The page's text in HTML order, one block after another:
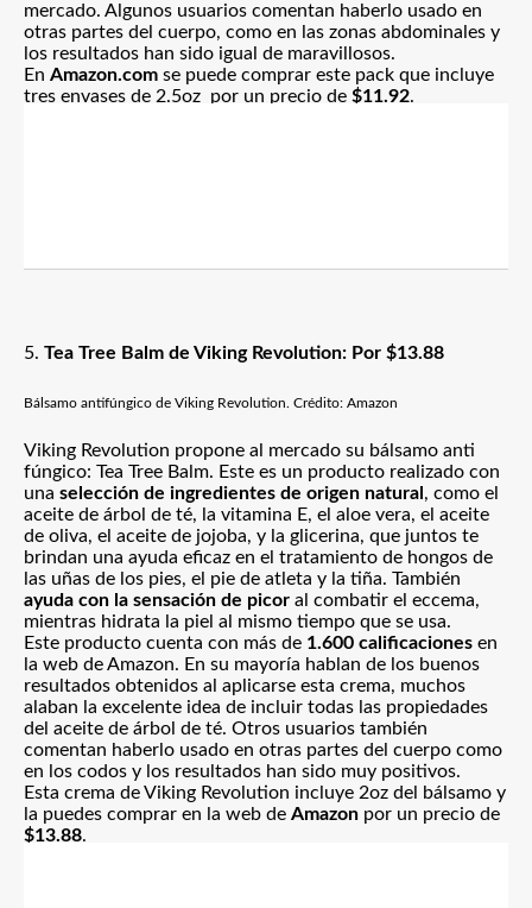
mercado. Algunos usuarios comentan haberlo usado en
otras partes del cuerpo, como en las zonas abdominales y
los resultados han sido igual de maravillosos.
En Amazon.com se puede comprar este pack que incluye
tres envases de 2.5oz por un precio de $11.92.
Tea Tree Balm de Viking Revolution: Por $13.88
Bálsamo antifúngico de Viking Revolution. Crédito: Amazon
Viking Revolution propone al mercado su bálsamo anti
fúngico: Tea Tree Balm. Este es un producto realizado con
una selección de ingredientes de origen natural , como el
aceite de árbol de té, la vitamina E, el aloe vera, el aceite
de oliva, el aceite de jojoba, y la glicerina, que juntos te
brindan una ayuda eficaz en el tratamiento de hongos de
las uñas de los pies, el pie de atleta y la tiña. También
ayuda con la sensación de picor al combatir el eccema,
mientras hidrata la piel al mismo tiempo que se usa.
Este producto cuenta con más de 1.600 calificaciones en
la web de Amazon. En su mayoría hablan de los buenos
resultados obtenidos al aplicarse esta crema, muchos
alaban la excelente idea de incluir todas las propiedades
del aceite de árbol de té. Otros usuarios también
comentan haberlo usado en otras partes del cuerpo como
en los codos y los resultados han sido muy positivos.
Esta crema de Viking Revolution incluye 2oz del bálsamo y
la puedes comprar en la web de Amazon por un precio de
$13.88.